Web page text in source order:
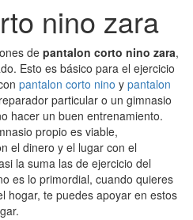
nino zara
de pantalon corto nino zara,
Esto es básico para el ejercicio
pantalon corto nino y pantalon
particular o un gimnasio
hacer un buen entrenamiento.
propio es viable,
el dinero y el lugar con el
la suma las de ejercicio del
es lo primordial, cuando quieres
hogar, te puedes apoyar en estos